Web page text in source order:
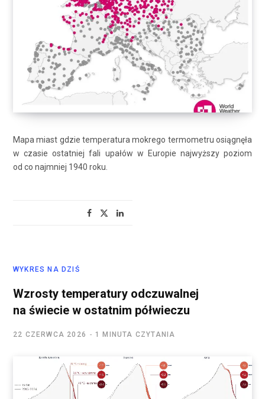
Mapa miast gdzie temperatura mokrego termometru osiągnęła
w czasie ostatniej fali upałów w Europie najwyższy poziom
od co najmniej 1940 roku.
WYKRES NA DZIŚ
Wzrosty temperatury odczuwalnej
na świecie w ostatnim półwieczu
22 CZERWCA 2026 1 MINUTA CZYTANIA